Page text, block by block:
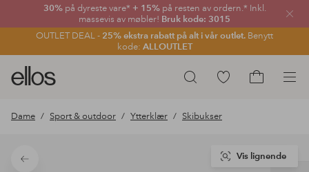
30% på dyreste vare* + 15%på resten av ordern.* Inkl.
massevis av møbler! Bruk kode: 3015
OUTLET DEAL - 25% ekstra rabatt på alt i vår outlet. Benytt
kode: ALLOUTLET
Lukk
Søk
Ellos
logo
gå
forsiden
Gå
Dame Sport & outdoor Ytterklær Skibukser
Tilbake
Vis lignende